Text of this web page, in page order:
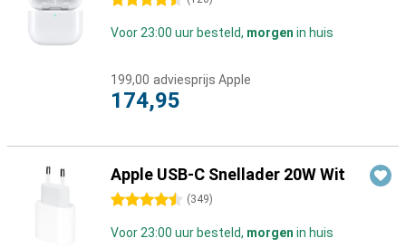
Voor 23:00 uur besteld, morgen in huis
199,00 adviesprijs Apple
174,95
Apple USB-C Snellader 20W Wit
4.5 sterren (349)
Voor 23:00 uur besteld, morgen in huis